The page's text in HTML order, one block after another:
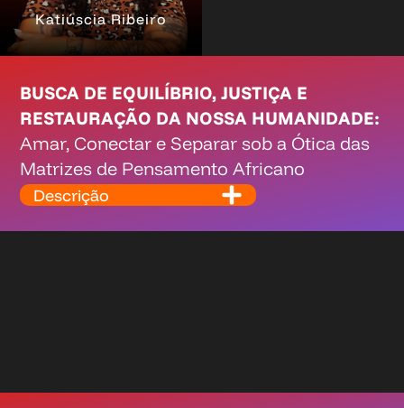
Katiúscia Ribeiro
BUSCA DE EQUILÍBRIO, JUSTIÇA E
RESTAURAÇÃO DA NOSSA HUMANIDADE:
Amar, Conectar e Separar sob a Ótica das
Matrizes de Pensamento Africano
Descrição